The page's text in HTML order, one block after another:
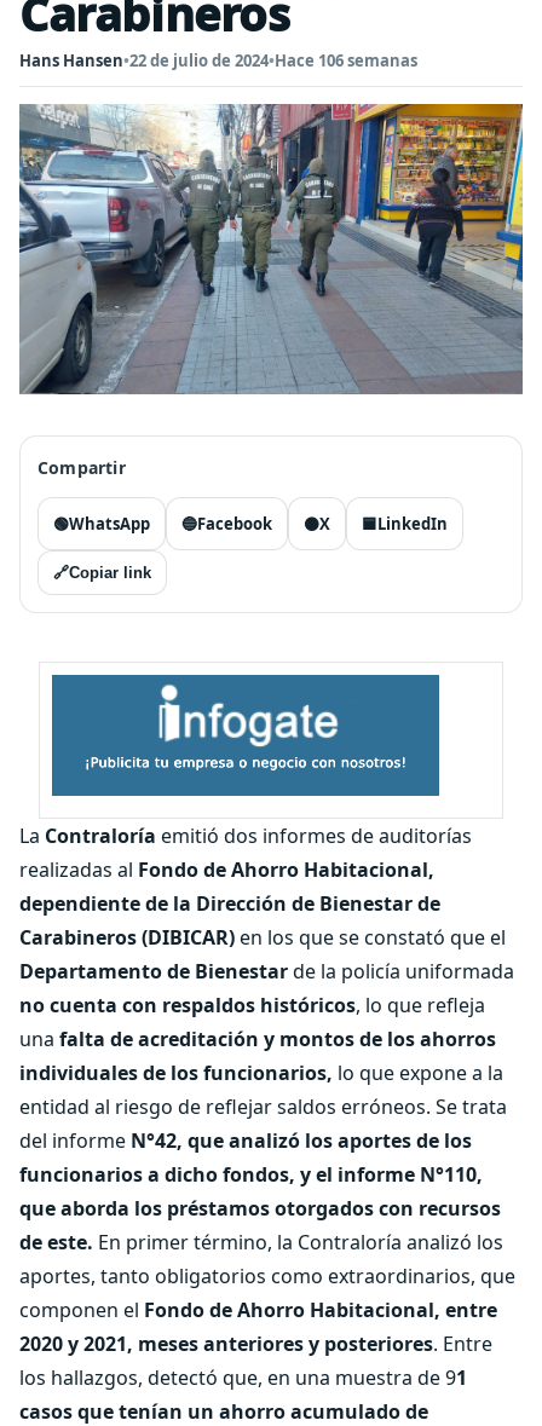
Carabineros
Hans Hansen•22 de julio de 2024•Hace 106 semanas
Compartir
🟢WhatsApp 🔵Facebook ⚫X 🟦LinkedIn
🔗Copiar link
La Contraloría emitió dos informes de auditorías
realizadas al Fondo de Ahorro Habitacional,
dependiente de la Dirección de Bienestar de
Carabineros (DIBICAR)en los que se constató que el
Departamento de Bienestarde la policía uniformada
no cuenta con respaldos históricos, lo que refleja
una falta de acreditación y montos de los ahorros
individuales de los funcionarios, lo que expone a la
entidad al riesgo de reflejar saldos erróneos. Se trata
del informe N°42, que analizó los aportes de los
funcionarios a dicho fondos, y el informe N°110,
que aborda los préstamos otorgados con recursos
de este. En primer término, la Contraloría analizó los
aportes, tanto obligatorios como extraordinarios, que
componen el Fondo de Ahorro Habitacional, entre
2020 y 2021, meses anteriores y posteriores. Entre
los hallazgos, detectó que, en una muestra de 91
casos que tenían un ahorro acumulado de